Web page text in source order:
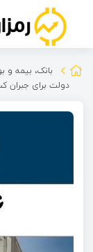
بانک، بیمه و
دولت برای جبران کسری